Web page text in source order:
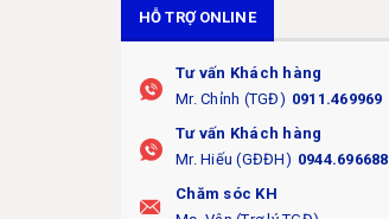
HỖ TRỢ ONLINE
Tư vấn Khách hàng
Mr. Chỉnh (TGĐ) 0911.469969
Tư vấn Khách hàng
Mr. Hiếu (GĐĐH) 0944.696688
Chăm sóc KH